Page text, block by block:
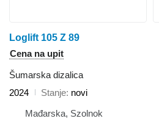
Loglift 105 Z 89
Cena na upit
Šumarska dizalica
2024
Stanje novi
Mađarska, Szolnok